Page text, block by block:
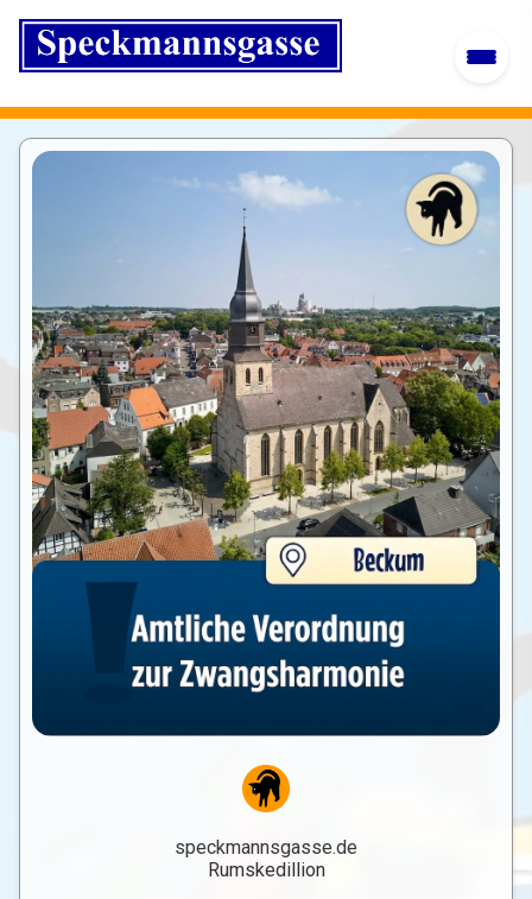
speckmannsgasse.de
Rumskedillion